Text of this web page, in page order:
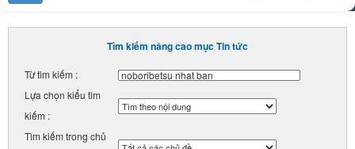
Tìm kiếm nâng cao mục Tin tức
Từ tìm kiếm :
Lựa chọn kiểu tìm
kiếm :
Tìm kiếm trong chủ